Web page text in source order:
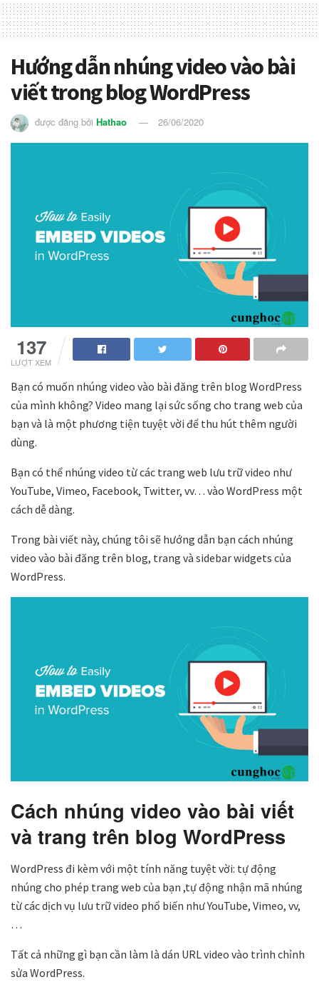
Hướng dẫn nhúng video vào bài
viết trong blog WordPress
được đăng bởi Hathao 26/06/2020
137
LƯỢT XEM
Bạn có muốn nhúng video vào bài đăng trên blog WordPress
của mình không? Video mang lại sức sống cho trang web của
bạn và là một phương tiện tuyệt vời để thu hút thêm người
dùng.
Bạn có thể nhúng video từ các trang web lưu trữ video như
YouTube, Vimeo, Facebook, Twitter, vv… vào WordPress một
cách dễ dàng.
Trong bài viết này, chúng tôi sẽ hướng dẫn bạn cách nhúng
video vào bài đăng trên blog, trang và sidebar widgets của
WordPress.
Cách nhúng video vào bài viết
và trang trên blog WordPress
WordPress đi kèm với một tính năng tuyệt vời: tự động
nhúng cho phép trang web của bạn ,tự động nhận mã nhúng
từ các dịch vụ lưu trữ video phổ biến như YouTube, Vimeo, vv,
…
Tất cả những gì bạn cần làm là dán URL video vào trình chỉnh
sửa WordPress.